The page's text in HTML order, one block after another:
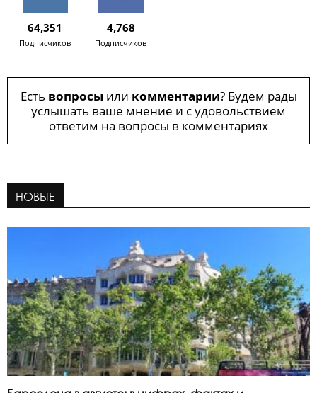
64,351
Подписчиков
4,768
Подписчиков
Есть вопросыили комментарии? Будем рады
услышать ваше мнение и с удовольствием
ответим на вопросы в комментариях
НОВЫЕ